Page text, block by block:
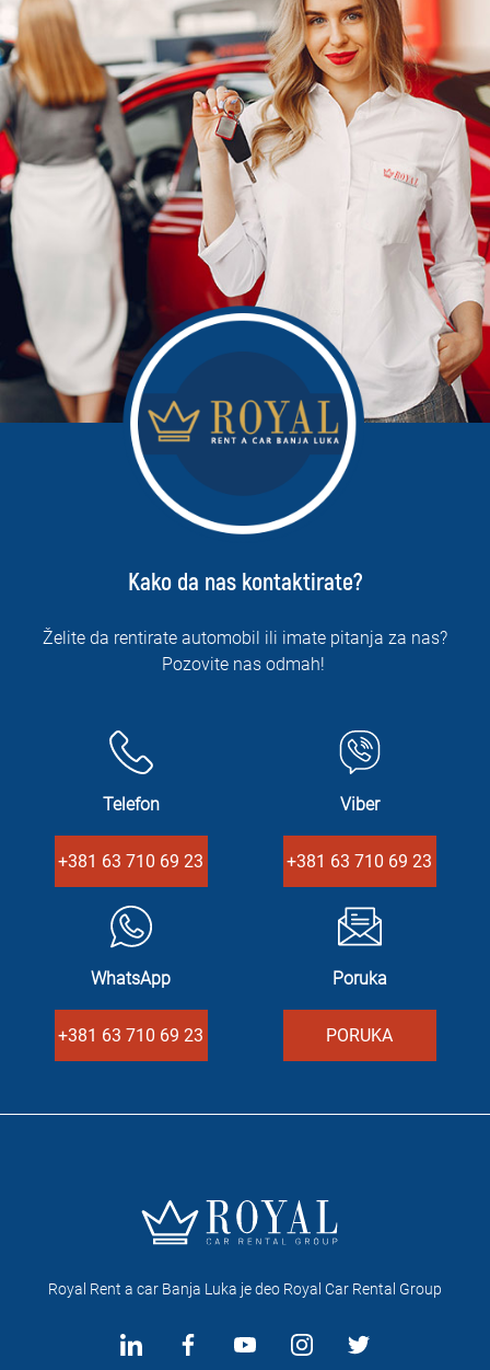
Kako da nas kontaktirate?
Želite da rentirate automobil ili imate pitanja za nas?
Pozovite nas odmah!
Telefon
+381 63 710 69 23
Viber
+381 63 710 69 23
WhatsApp
+381 63 710 69 23
Poruka
PORUKA
Royal Rent a car Banja Luka je deo Royal Car Rental Group